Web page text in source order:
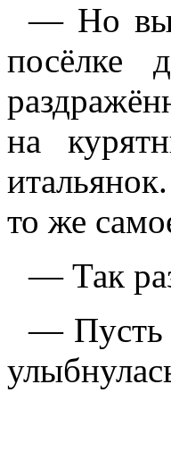
— Но вы
посёлке
на
то же
— Так
— Пусть